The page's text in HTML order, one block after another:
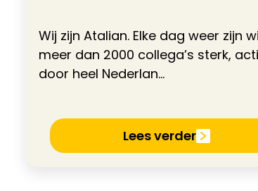
Wij zijn Atalian. Elke dag weer zijn
meer dan 2000 collega’s sterk,
door heel Nederlan...
Lees verder